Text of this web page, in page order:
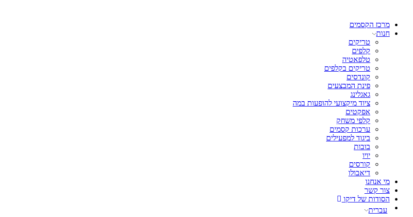
מרכז הקסמים
חנות
טריקים
קלפים
טלפאטיה
טריקים בקלפים
קונדסים
פינת המבצעים
גאגלינג
ציוד מיקצועי להופעות במה
אפקטים
קלפי משחק
ערכות קסמים
ביגוד למפעילים
בובות
יויו
קורסים
דיאבולו
מי אנחנו
צור קשר
הסודות של דיקו
עברית